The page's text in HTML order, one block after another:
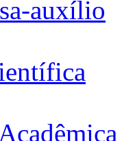
auxílio